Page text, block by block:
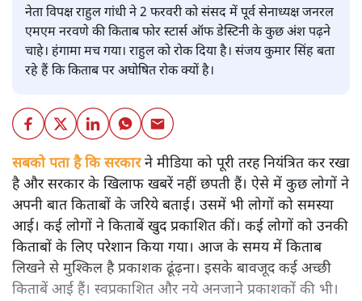
नेता विपक्ष राहुल गांधी ने 2 फरवरी को संसद में पूर्व सेनाध्यक्ष जनरल
एमएम नरवणे की किताब फोर स्टार्स ऑफ डेस्टिनी के कुछ अंश पढ़ने
चाहे। हंगामा मच गया। राहुल को रोक दिया है। संजय कुमार सिंह बता
रहे हैं कि किताब पर अघोषित रोक क्यों है।
सबको पता है कि सरकारने मीडिया को पूरी तरह नियंत्रित कर रखा
है और सरकार के खिलाफ खबरें नहीं छपती हैं। ऐसे में कुछ लोगों ने
अपनी बात किताबों के जरिये बताई। उसमें भी लोगों को समस्या
आई। कई लोगों ने किताबें खुद प्रकाशित कीं। कई लोगों को उनकी
किताबों के लिए परेशान किया गया। आज के समय में किताब
लिखने से मुश्किल है प्रकाशक ढूंढ़ना। इसके बावजूद कई अच्छी
किताबें आई हैं। स्वप्रकाशित और नये अनजाने प्रकाशकों की भी।